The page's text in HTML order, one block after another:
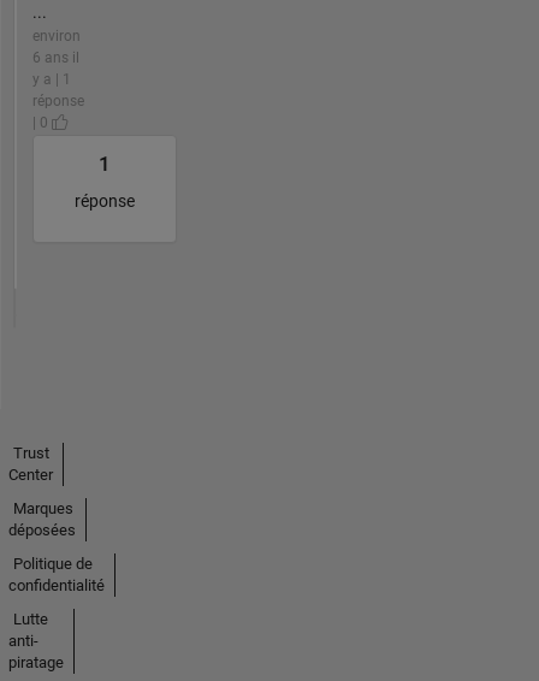
...
environ
6 ans il
y a | 1
réponse
| 0
1
réponse
Trust
Center
Marques
déposées
Politique de
confidentialité
Lutte
anti-
piratage